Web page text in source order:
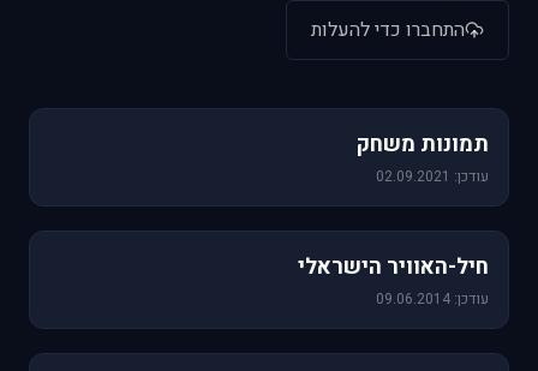
התחברו כדי להעלות
תמונות משחק
עודכן: 02.09.2021
חיל-האוויר הישראלי
עודכן: 09.06.2014